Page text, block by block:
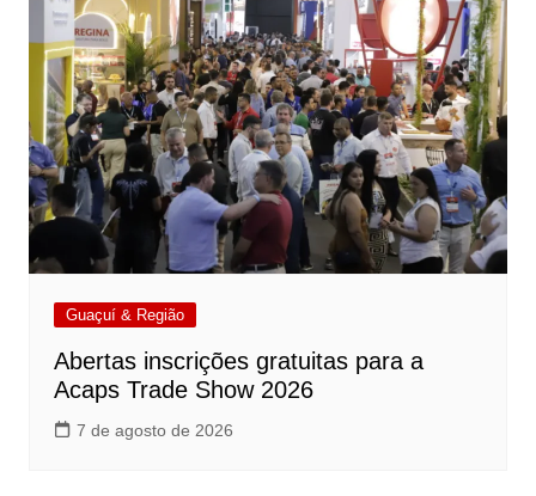
Guaçuí & Região
Abertas inscrições gratuitas para a
Acaps Trade Show 2026
7 de agosto de 2026